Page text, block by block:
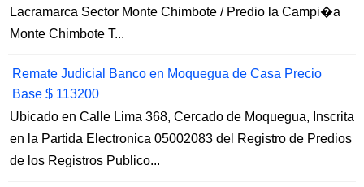
Lacramarca Sector Monte Chimbote / Predio la Campi�a
Monte Chimbote T...
Remate Judicial Banco en Moquegua de Casa Precio
Base $ 113200
Ubicado en Calle Lima 368, Cercado de Moquegua, Inscrita
en la Partida Electronica 05002083 del Registro de Predios
de los Registros Publico...